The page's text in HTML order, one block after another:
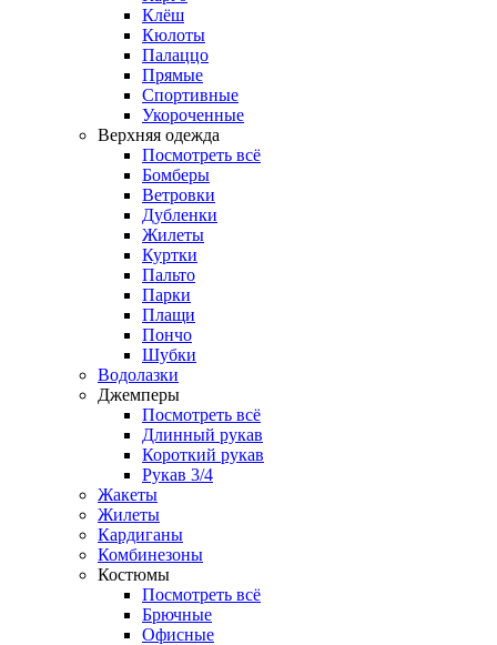
Клёш
Кюлоты
Палаццо
Прямые
Спортивные
Укороченные
Верхняя одежда
Посмотреть всё
Бомберы
Ветровки
Дубленки
Жилеты
Куртки
Пальто
Парки
Плащи
Пончо
Шубки
Водолазки
Джемперы
Посмотреть всё
Длинный рукав
Короткий рукав
Рукав 3/4
Жакеты
Жилеты
Кардиганы
Комбинезоны
Костюмы
Посмотреть всё
Брючные
Офисные